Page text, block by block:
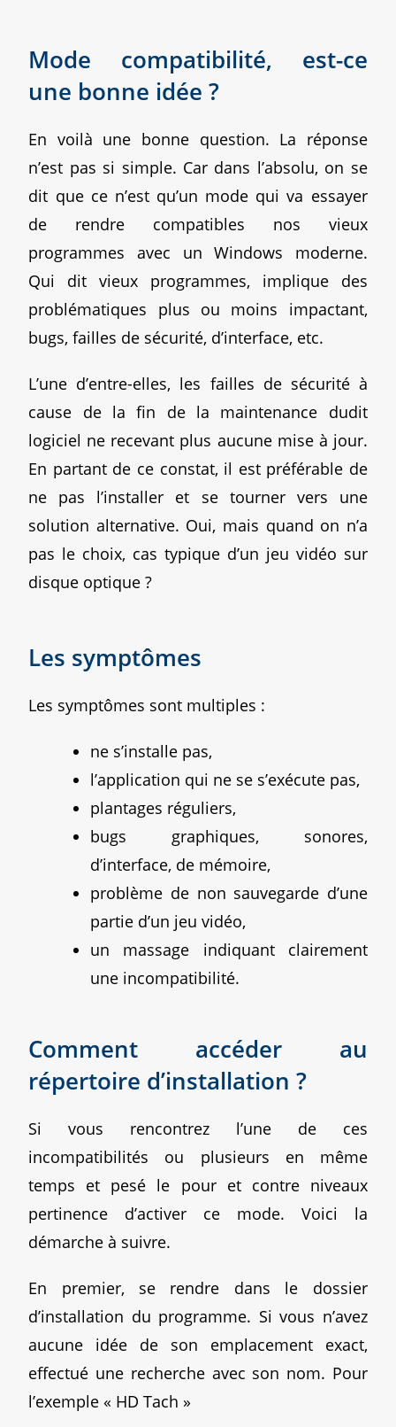
Mode compatibilité, est-ce
une bonne idée ?
En voilà une bonne question. La réponse
n’est pas si simple. Car dans l’absolu, on se
dit que ce n’est qu’un mode qui va essayer
de rendre compatibles nos vieux
programmes avec un Windows moderne.
Qui dit vieux programmes, implique des
problématiques plus ou moins impactant,
bugs, failles de sécurité, d’interface, etc.
L’une d’entre-elles, les failles de sécurité à
cause de la fin de la maintenance dudit
logiciel ne recevant plus aucune mise à jour.
En partant de ce constat, il est préférable de
ne pas l’installer et se tourner vers une
solution alternative. Oui, mais quand on n’a
pas le choix, cas typique d’un jeu vidéo sur
disque optique ?
Les symptômes
Les symptômes sont multiples :
ne s’installe pas,
l’application qui ne se s’exécute pas,
plantages réguliers,
bugs graphiques, sonores,
d’interface, de mémoire,
problème de non sauvegarde d’une
partie d’un jeu vidéo,
un massage indiquant clairement
une incompatibilité.
Comment accéder au
répertoire d’installation ?
Si vous rencontrez l’une de ces
incompatibilités ou plusieurs en même
temps et pesé le pour et contre niveaux
pertinence d’activer ce mode. Voici la
démarche à suivre.
En premier, se rendre dans le dossier
d’installation du programme. Si vous n’avez
aucune idée de son emplacement exact,
effectué une recherche avec son nom. Pour
l’exemple « HD Tach »